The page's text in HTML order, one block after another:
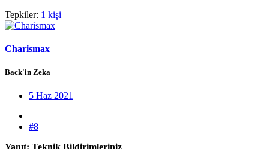
Tepkiler: 1 kişi
Charismax
Back'in Zeka
5 Haz 2021
#8